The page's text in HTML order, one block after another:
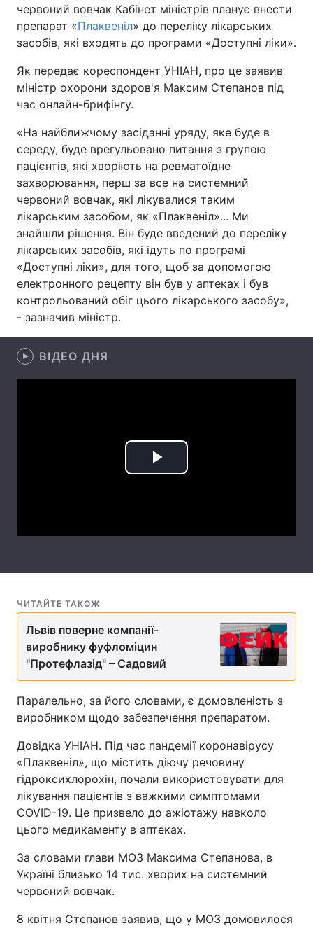
Україна Політика
Економіка Світ
Спорт Наука
Техно і зв'язок
Зброя Інциденти
Здоров'я Туризм
Цікавинки
Екологія Регіони
Лонгріди
Відео з Youtube Статті
Архів
червоний вовчак Кабінет міністрів планує внести
препарат «Плаквеніл» до переліку лікарських
засобів, які входять до програми «Доступні ліки».
Як передає кореспондент УНІАН, про це заявив
міністр охорони здоров'я Максим Степанов під
час онлайн-брифінгу.
«На найближчому засіданні уряду, яке буде в
середу, буде врегульовано питання з групою
пацієнтів, які хворіють на ревматоїдне
захворювання, перш за все на системний
червоний вовчак, які лікувалися таким
лікарським засобом, як «Плаквеніл»... Ми
знайшли рішення. Він буде введений до переліку
лікарських засобів, які ідуть по програмі
«Доступні ліки», для того, щоб за допомогою
електронного рецепту він був у аптеках і був
контрольований обіг цього лікарського засобу»,
- зазначив міністр.
ВІДЕО ДНЯ
Play
ЧИТАЙТЕ ТАКОЖ
Львів поверне компанії-
виробнику фуфломіцин
"Протефлазід" – Садовий
Паралельно, за його словами, є домовленість з
виробником щодо забезпечення препаратом.
Довідка УНІАН. Під час пандемії коронавірусу
«Плаквеніл», що містить діючу речовину
гідроксихлорохін, почали використовувати для
лікування пацієнтів з важкими симптомами
COVID-19. Це призвело до ажіотажу навколо
цього медикаменту в аптеках.
За словами глави МОЗ Максима Степанова, в
Україні близько 14 тис. хворих на системний
червоний вовчак.
8 квітня Степанов заявив, що у МОЗ домовилося